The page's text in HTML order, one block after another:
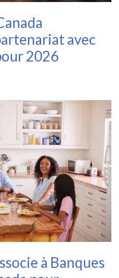
avec
2026
à Banques